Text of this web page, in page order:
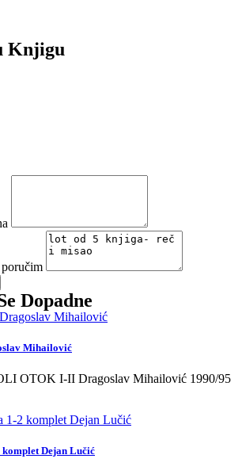
Knjigu
Dopadne
Mihailović
OTOK I-II Dragoslav Mihailović 1990/95
Dejan Lučić